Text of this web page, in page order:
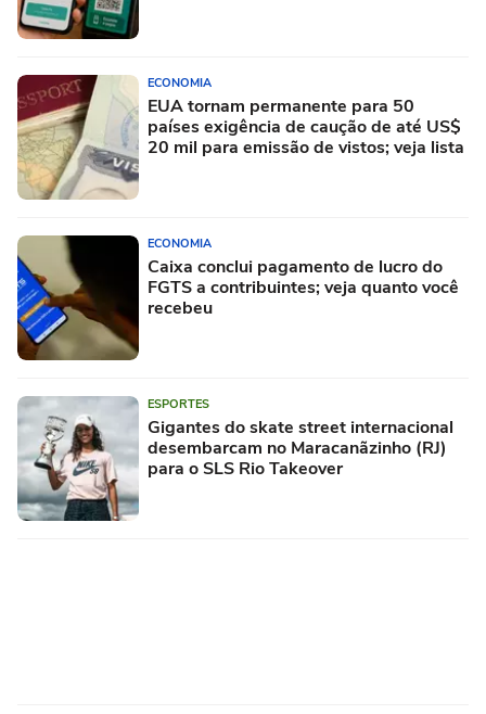
ECONOMIA
EUA tornam permanente para 50
países exigência de caução de até US$
20 mil para emissão de vistos; veja lista
ECONOMIA
Caixa conclui pagamento de lucro do
FGTS a contribuintes; veja quanto você
recebeu
ESPORTES
Gigantes do skate street internacional
desembarcam no Maracanãzinho (RJ)
para o SLS Rio Takeover